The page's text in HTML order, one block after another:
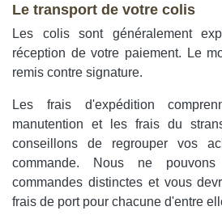
Le transport de votre colis
Les colis sont généralement
réception de votre paiement. Le
remis contre signature.
Les frais d'expédition
manutention et les frais du
conseillons de regrouper vos
commande. Nous ne
commandes distinctes et vous
frais de port pour chacune d'entre